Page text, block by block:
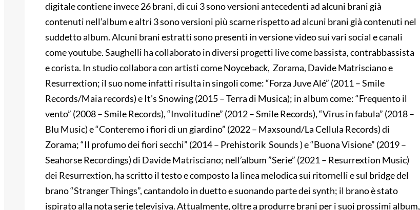
digitale contiene invece 26 brani, di cui 3 sono versioni antecedenti ad alcuni brani già
contenuti nell’album e altri 3 sono versioni più scarne rispetto ad alcuni brani già contenuti nel
suddetto album. Alcuni brani estratti sono presenti in versione video sui vari social e canali
come youtube. Saughelli ha collaborato in diversi progetti live come bassista, contrabbassista
e corista. In studio collabora con artisti come Noyceback, Zorama, Davide Matrisciano e
Resurrextion; il suo nome infatti risulta in singoli come: “Forza Juve Alé” (2011 – Smile
Records/Maia records) e It’s Snowing (2015 – Terra di Musica); in album come: “Frequento il
vento” (2008 – Smile Records), “Involitudine” (2012 – Smile Records), “Virus in fabula” (2018 –
Blu Music) e “Conteremo i fiori di un giardino” (2022 – Maxsound/La Cellula Records) di
Zorama; “Il profumo dei fiori secchi” (2014 – Prehistorik Sounds ) e “Buona Visione” (2019 –
Seahorse Recordings) di Davide Matrisciano; nell’album ”Serie” (2021 – Resurrextion Music)
dei Resurrextion, ha scritto il testo e composto la linea melodica sui ritornelli e sul bridge del
brano “Stranger Things”, cantandolo in duetto e suonando parte dei synth; il brano è stato
ispirato alla nota serie televisiva. Attualmente, oltre a produrre brani per i suoi prossimi album,